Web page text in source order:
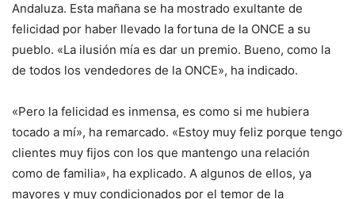
Andaluza. Esta mañana se ha mostrado exultante de
felicidad por haber llevado la fortuna de la ONCE a su
pueblo. «La ilusión mía es dar un premio. Bueno, como la
de todos los vendedores de la ONCE», ha indicado.
«Pero la felicidad es inmensa, es como si me hubiera
tocado a mí», ha remarcado. «Estoy muy feliz porque tengo
clientes muy fijos con los que mantengo una relación
como de familia», ha explicado. A algunos de ellos, ya
mayores y muy condicionados por el temor de la